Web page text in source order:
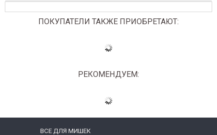
ПОКУПАТЕЛИ ТАКЖЕ ПРИОБРЕТАЮТ:
РЕКОМЕНДУЕМ:
ВСЕ ДЛЯ МИШЕК